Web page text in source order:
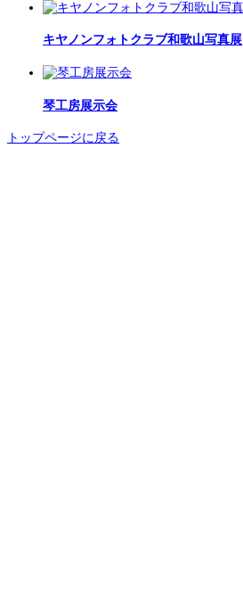
キヤノンフォトクラブ和歌山写真展
琴工房展示会
トップページに戻る